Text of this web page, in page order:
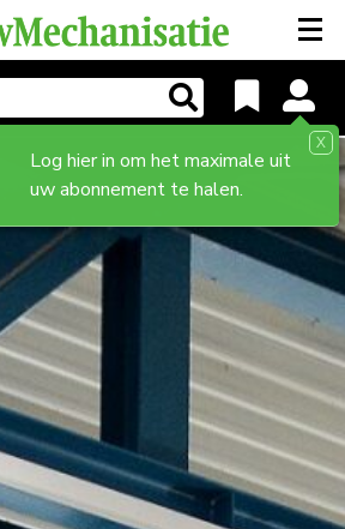
Log hier in om het maximale uit
uw abonnement te halen.
X